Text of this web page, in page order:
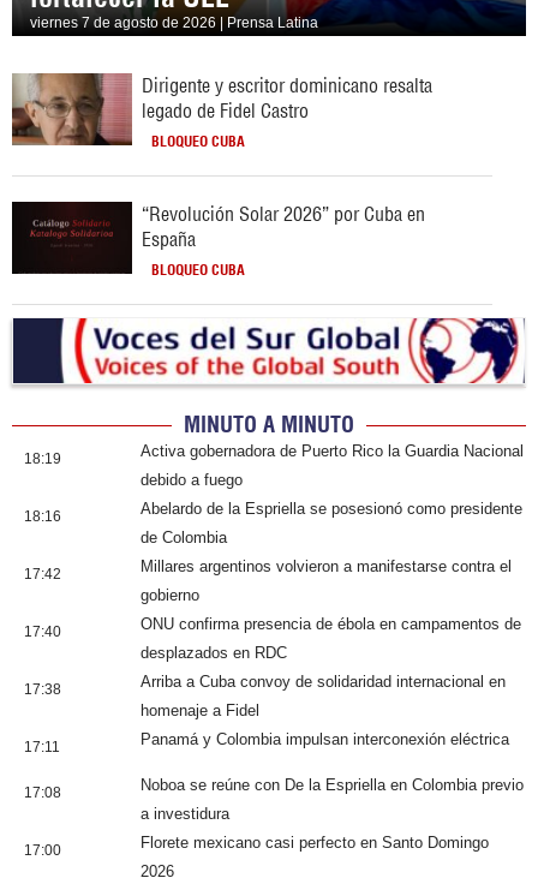
viernes 7 de agosto de 2026 | Prensa Latina
Dirigente y escritor dominicano resalta
legado de Fidel Castro
BLOQUEO CUBA
“Revolución Solar 2026” por Cuba en
España
BLOQUEO CUBA
MINUTO A MINUTO
18:19
Activa gobernadora de Puerto Rico la Guardia Nacional
debido a fuego
18:16
Abelardo de la Espriella se posesionó como presidente
de Colombia
17:42
Millares argentinos volvieron a manifestarse contra el
gobierno
17:40
ONU confirma presencia de ébola en campamentos de
desplazados en RDC
17:38
Arriba a Cuba convoy de solidaridad internacional en
homenaje a Fidel
17:11 Panamá y Colombia impulsan interconexión eléctrica
17:08
Noboa se reúne con De la Espriella en Colombia previo
a investidura
17:00
Florete mexicano casi perfecto en Santo Domingo
2026